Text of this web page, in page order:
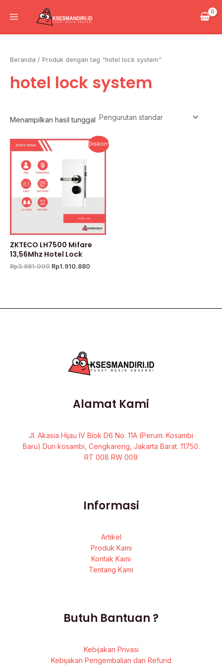
Beranda / Produk dengan tag “hotel lock system”
hotel lock system
Menampilkan hasil tunggal
Diskon!
ZKTECO LH7500 Mifare
13,56Mhz Hotel Lock
Rp3.981.000
Harga
aslinya
Rp3.981.000.
Rp1.910.880
Harga
saat
Alamat Kami
Jl. Akasia Hijau IV Blok D6 No. 11A (Perum. Kosambi
Baru) Duri kosambi, Cengkareng, Jakarta Barat. 11750.
RT 008 RW 009
Informasi
Artikel
Produk Kami
Kontak Kami
Tentang Kami
Butuh Bantuan ?
Kebijakan Privasi
Kebijakan Pengembalian dan Refund